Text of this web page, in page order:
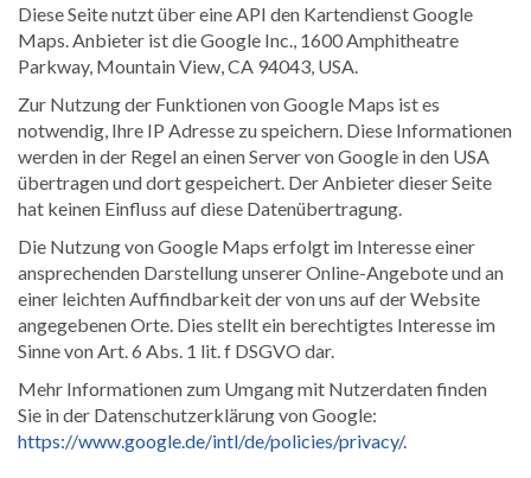
Diese Seite nutzt über eine API den Kartendienst Google
Maps. Anbieter ist die Google Inc., 1600 Amphitheatre
Parkway, Mountain View, CA 94043, USA.
Zur Nutzung der Funktionen von Google Maps ist es
notwendig, Ihre IP Adresse zu speichern. Diese Informationen
werden in der Regel an einen Server von Google in den USA
übertragen und dort gespeichert. Der Anbieter dieser Seite
hat keinen Einfluss auf diese Datenübertragung.
Die Nutzung von Google Maps erfolgt im Interesse einer
ansprechenden Darstellung unserer Online-Angebote und an
einer leichten Auffindbarkeit der von uns auf der Website
angegebenen Orte. Dies stellt ein berechtigtes Interesse im
Sinne von Art. 6 Abs. 1 lit. f DSGVO dar.
Mehr Informationen zum Umgang mit Nutzerdaten finden
Sie in der Datenschutzerklärung von Google:
https://www.google.de/intl/de/policies/privacy/.